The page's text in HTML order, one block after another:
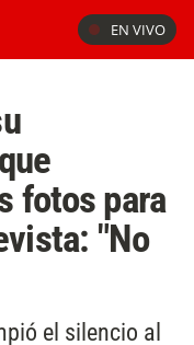
EN VIVO
fotos para
"No
el silencio al